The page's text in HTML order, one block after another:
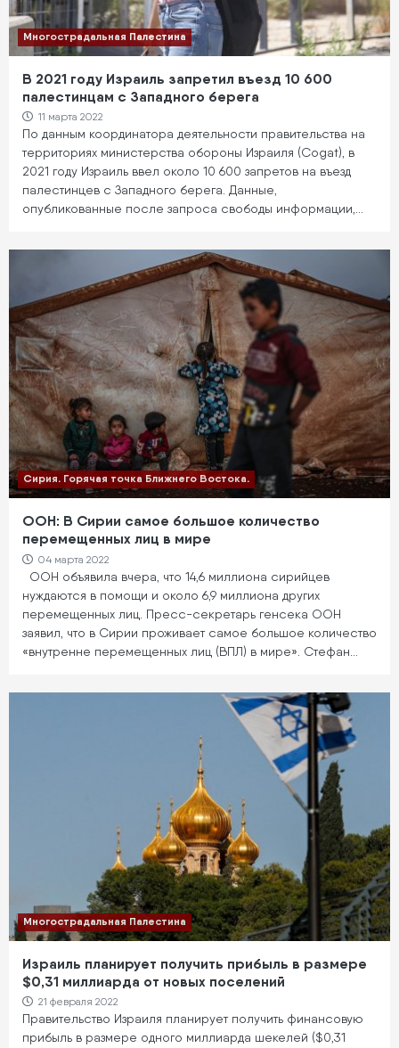
Многострадальная Палестина
В 2021 году Израиль запретил въезд 10 600
палестинцам с Западного берега
11 марта 2022
По данным координатора деятельности правительства на
территориях министерства обороны Израиля (Cogat), в
2021 году Израиль ввел около 10 600 запретов на въезд
палестинцев с Западного берега. Данные,
опубликованные после запроса свободы информации,…
Сирия. Горячая точка Ближнего Востока.
ООН: В Сирии самое большое количество
перемещенных лиц в мире
04 марта 2022
ООН объявила вчера, что 14,6 миллиона сирийцев
нуждаются в помощи и около 6,9 миллиона других
перемещенных лиц. Пресс-секретарь генсека ООН
заявил, что в Сирии проживает самое большое количество
«внутренне перемещенных лиц (ВПЛ) в мире». Стефан…
Многострадальная Палестина
Израиль планирует получить прибыль в размере
$0,31 миллиарда от новых поселений
21 февраля 2022
Правительство Израиля планирует получить финансовую
прибыль в размере одного миллиарда шекелей ($0,31